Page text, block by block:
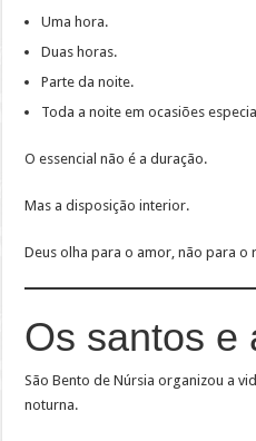
Uma hora.
Duas horas.
Parte da noite.
Toda a noite em ocasiões
O essencial não é a duração.
Mas a disposição interior.
Deus olha para o amor, não para o
Os santos e
São Bento de Núrsia organizou a
noturna.